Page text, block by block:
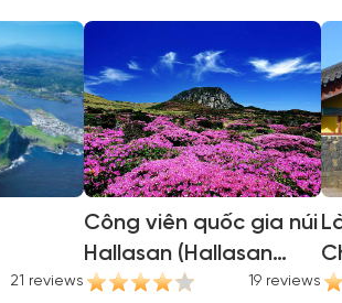
21 reviews
Công viên quốc gia núi
Hallasan (Hallasan
National Park)
19 reviews